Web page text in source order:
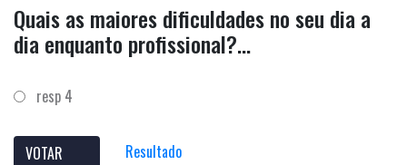
Quais as maiores dificuldades no seu dia a
dia enquanto profissional?...
resp 4
VOTAR Resultado